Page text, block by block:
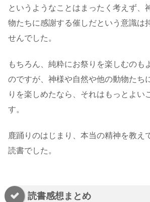
というようなことはまったく考えず、
物たちに感謝する催しだという意識は
せんでした。
もちろん、純粋にお祭りを楽しむのも
のですが、神様や自然や他の動物たち
りを楽しめたなら、それはもっとよい
す。
鹿踊りのはじまり、本当の精神を教え
読書でした。
読書感想まとめ